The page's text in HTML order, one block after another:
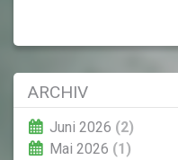
ARCHIV
Juni 2026 (2)
Mai 2026 (1)